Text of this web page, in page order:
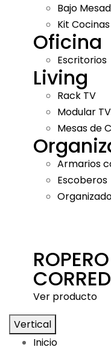
Bajo
Kit Cocinas
Oficina
Escritorios
Living
Rack TV
Modular TV
Mesas de
Armarios
Escoberos
Ver producto
Vertical
Inicio